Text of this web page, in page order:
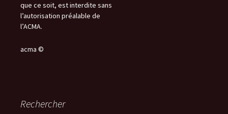
que ce soit, est interdite sans
l’autorisation préalable de
l’ACMA.
acma ©
Rechercher